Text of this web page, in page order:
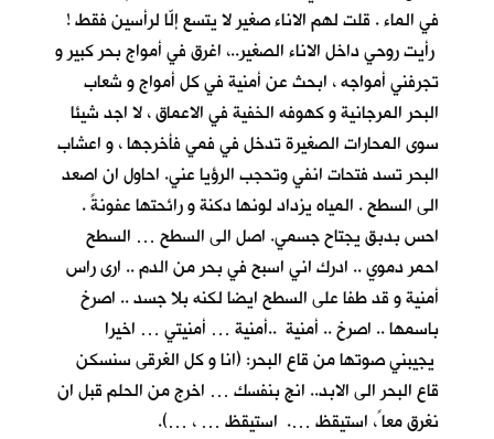
في الماء . قلت لهم الاناء صغير لا يتسع إلّا لرأسين فقط !
رأيت روحي داخل الاناء الصغير..، اغرق في أمواج بحر كبير و
تجرفني أمواجه ، ابحث عن أمنية في كل أمواج و شعاب
البحر المرجانية و كهوفه الخفية في الاعماق ، لا اجد شيئا
سوى المحارات الصغيرة تدخل في فمي فأخرجها ، و اعشاب
البحر تسد فتحات انفي وتحجب الرؤيا عني. احاول ان اصعد
الى السطح . المياه يزداد لونها دكنة و رائحتها عفونةً .
احس بدبق يجتاح جسمي. اصل الى السطح … السطح
احمر دموي .. ادرك اني اسبح في بحر من الدم .. ارى راس
أمنية و قد طفا على السطح ايضا لكنه بلا جسد .. اصرخ
باسمها .. اصرخ .. أمنية ..أمنية … أمنيتي … اخيرا
يجيبني صوتها من قاع البحر: (انا و كل الغرقى سنسكن
قاع البحر الى الابد.. انج بنفسك … اخرج من الحلم قبل ان
نغرق معا ً، استيقظ …. استيقظ … ، …).